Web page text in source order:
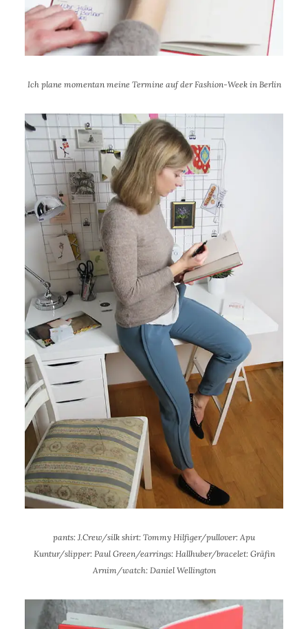
Ich plane momentan meine Termine auf der Fashion-Week in Berlin
pants: J.Crew/silk shirt: Tommy Hilfiger/pullover: Apu
Kuntur/slipper: Paul Green/earrings: Hallhuber/bracelet: Gräfin
Arnim/watch: Daniel Wellington